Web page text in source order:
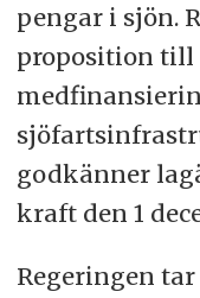
pengar i sjön.
proposition till
godkänner
kraft den 1
Regeringen